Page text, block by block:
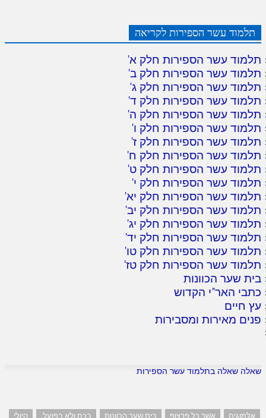
תלמוד עשר הספירות לקריאה
תלמוד עשר הספירות חלק א'
תלמוד עשר הספירות חלק ב'
תלמוד עשר הספירות חלק ג'
תלמוד עשר הספירות חלק ד'
תלמוד עשר הספירות חלק ה'
תלמוד עשר הספירות חלק ו'
תלמוד עשר הספירות חלק ז'
תלמוד עשר הספירות חלק ח'
תלמוד עשר הספירות חלק ט'
תלמוד עשר הספירות חלק י'
תלמוד עשר הספירות חלק יא'
תלמוד עשר הספירות חלק יב'
תלמוד עשר הספירות חלק יג'
תלמוד עשר הספירות חלק יד'
תלמוד עשר הספירות חלק טו'
תלמוד עשר הספירות חלק טז'
בית שער הכוונות
כתבי האר"י הקדוש
עץ חיים
פנים מאירות ומסבירות
שאלה שאלה בתלמוד עשר הספירות
אלמוגים אשר כל פרצוף בית שער הכוונות בכח ולא בפועל.
היולי